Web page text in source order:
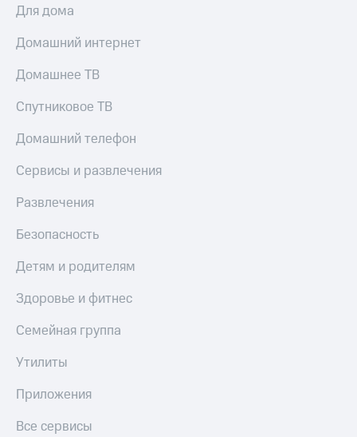
Для дома
Домашний интернет
Домашнее ТВ
Спутниковое ТВ
Домашний телефон
Сервисы и развлечения
Развлечения
Безопасность
Детям и родителям
Здоровье и фитнес
Семейная группа
Утилиты
Приложения
Все сервисы